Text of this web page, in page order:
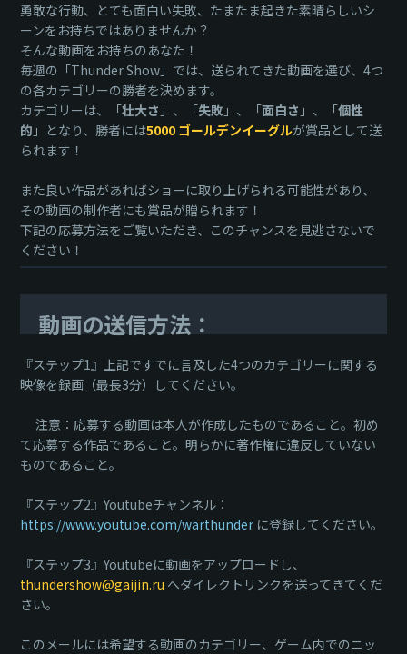
勇敢な行動、とても面白い失敗、たまたま起きた素晴らしいシ
ーンをお持ちではありませんか？
そんな動画をお持ちのあなた！
毎週の「Thunder Show」では、送られてきた動画を選び、4つ
の各カテゴリーの勝者を決めます。
カテゴリーは、「壮大さ 」、「失敗 」、「面白さ 」、「個性
的 」となり、勝者には5000 ゴールデンイーグルが賞品として送
られます！
また良い作品があればショーに取り上げられる可能性があり、
その動画の制作者にも賞品が贈られます！
下記の応募方法をご覧いただき、このチャンスを見逃さないで
ください！
動画の送信方法：
『ステップ1』上記ですでに言及した4つのカテゴリーに関する
映像を録画（最長3分）してください。
注意：応募する動画は本人が作成したものであること。初め
て応募する作品であること。明らかに著作権に違反していない
ものであること。
『ステップ2』Youtubeチャンネル：
https://www.youtube.com/warthunder に登録してください。
『ステップ3』Youtubeに動画をアップロードし、
thundershow@gaijin.ru へダイレクトリンクを送ってきてくだ
さい。
このメールには希望する動画のカテゴリー、ゲーム内でのニッ